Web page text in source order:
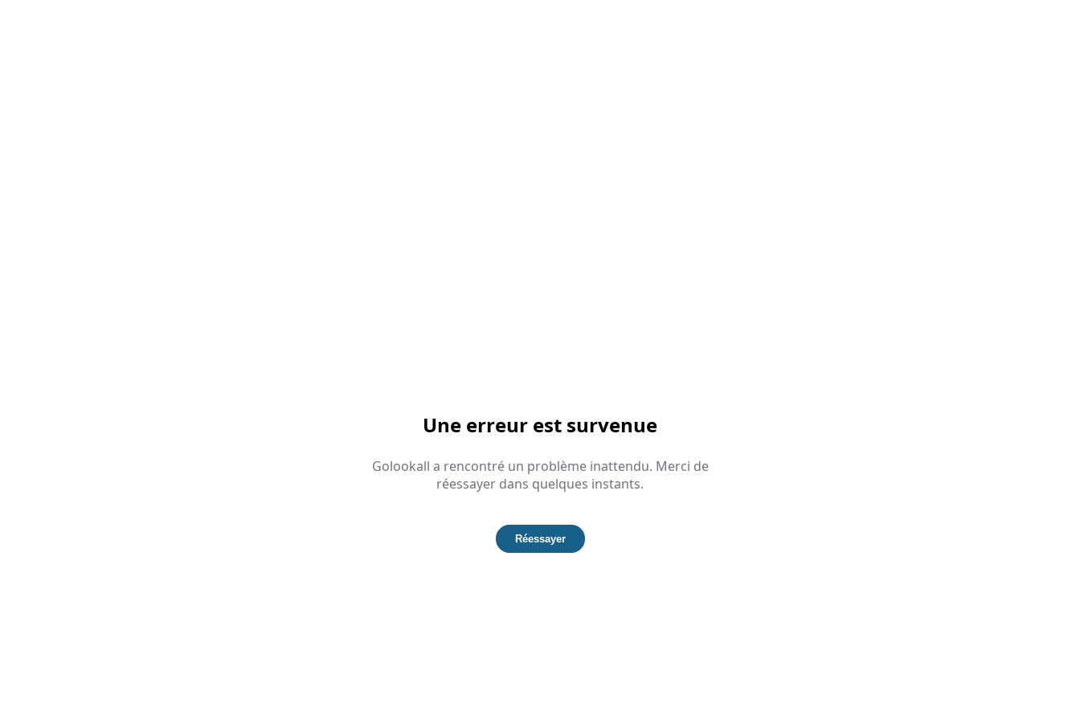
Une erreur est survenue
Golookall a rencontré un problème inattendu. Merci de
réessayer dans quelques instants.
Réessayer